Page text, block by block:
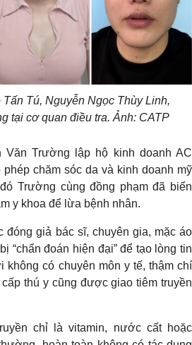
Tú, Nguyễn Ngọc Thùy Linh,
tại cơ quan điều tra. Ảnh: CATP
Văn Trường lập hộ kinh doanh AC
phép chăm sóc da và kinh doanh mỹ
Trường cùng đồng phạm đã biến
y khoa để lừa bệnh nhân.
đóng giả bác sĩ, chuyên gia, mặc áo
“chẩn đoán hiện đại” để tạo lòng tin
có chuyên môn y tế, thậm chí
thú y cũng được giao tiêm truyền
chỉ là vitamin, nước cất hoặc